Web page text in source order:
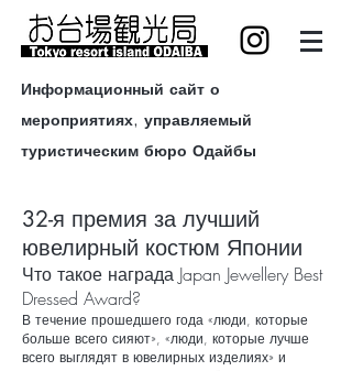
Информационный сайт о
мероприятиях, управляемый
туристическим бюро Одайбы
32-я премия за лучший
ювелирный костюм Японии
Что такое награда Japan Jewellery Best
Dressed Award?
В течение прошедшего года «люди, которые
больше всего сияют», «люди, которые лучше
всего выглядят в ювелирных изделиях» и